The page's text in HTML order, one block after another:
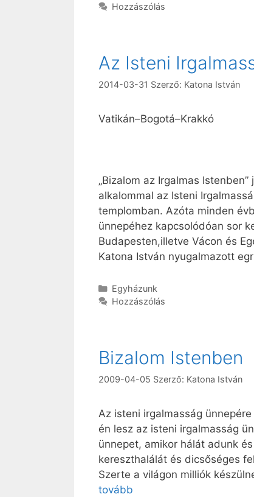
Hozzászólás
Az Isteni
2014-03-31 Szerző: Katona István
Vatikán–Bogotá–Krakkó
„Bizalom az Irgalmas
alkalommal az Isteni
templomban. Azóta minden
ünnepéhez kapcsolódóan sor
Budapesten,illetve Vácon és
Katona István nyugalmazott
Kategória
Egyházunk
Hozzászólás
Bizalom Istenben
2009-04-05 Szerző: Katona István
Az isteni irgalmasság
én lesz az isteni irgalmasság
ünnepet, amikor hálát adunk
kereszthalálát és dicsőséges
Szerte a világon milliók
tovább